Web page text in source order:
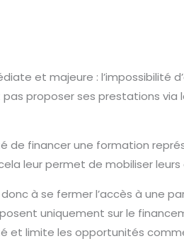
et majeure : l’impossibilité
proposer ses prestations via
de financer une formation
leur permet de mobiliser leurs
à se fermer l’accès à une
uniquement sur le
et limite les opportunités